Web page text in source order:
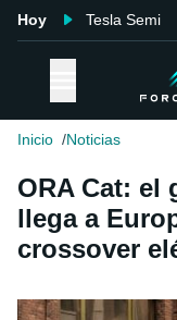
Hoy Tesla Semi
Inicio Noticias
ORA Cat: el
llega a
crossover